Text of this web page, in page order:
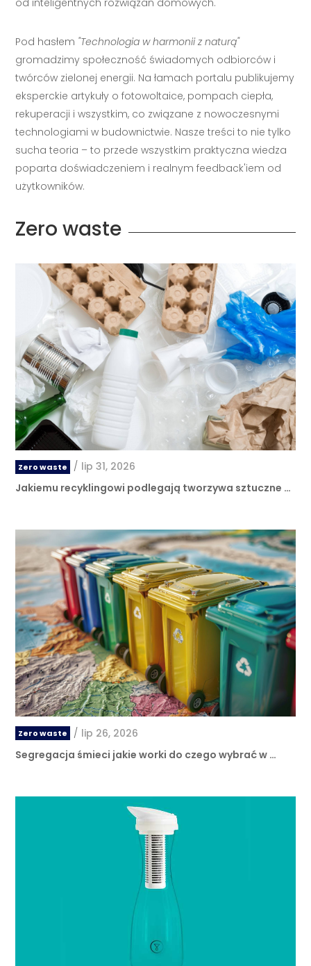
Pod hasłem "Technologia w harmonii z naturą"
gromadzimy społeczność świadomych odbiorców i
twórców zielonej energii. Na łamach portalu publikujemy
eksperckie artykuły o fotowoltaice, pompach ciepła,
rekuperacji i wszystkim, co związane z nowoczesnymi
technologiami w budownictwie. Nasze treści to nie tylko
sucha teoria – to przede wszystkim praktyczna wiedza
poparta doświadczeniem i realnym feedback'iem od
użytkowników.
Zero waste
Zero waste / lip 31, 2026
Jakiemu recyklingowi podlegają tworzywa sztuczne …
Zero waste / lip 26, 2026
Segregacja śmieci jakie worki do czego wybrać w …